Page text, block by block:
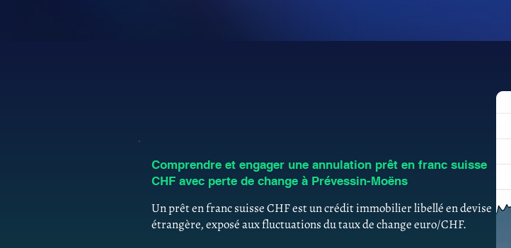
Comprendre et engager une annulation prêt en franc suisse
CHF avec perte de change à Prévessin-Moëns
Un prêt en franc suisse CHF est un crédit immobilier libellé en devise
étrangère, exposé aux fluctuations du taux de change euro/CHF.